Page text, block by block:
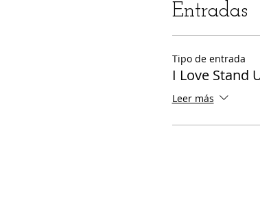
Entradas
Tipo de entrada
I Love Stand
Leer más